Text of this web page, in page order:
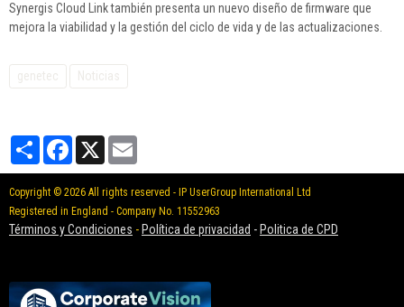
Synergis Cloud Link también presenta un nuevo diseño de firmware que
mejora la viabilidad y la gestión del ciclo de vida y de las actualizaciones.
genetec Noticias
PartagerFacebook
X
Copyright © 2026 All rights reserved - IP UserGroup International Ltd
Registered in England - Company No. 11552963
Términos y Condiciones - Política de privacidad - Politica de CPD